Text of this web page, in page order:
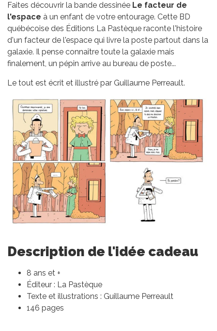
Faites découvrir la bande dessinée Le facteur de
l'espace à un enfant de votre entourage. Cette BD
québécoise des Éditions La Pastèque raconte l'histoire
d'un facteur de l'espace qui livre la poste partout dans la
galaxie. Il pense connaître toute la galaxie mais
finalement, un pépin arrive au bureau de poste...
Le tout est écrit et illustré par Guillaume Perreault.
Description de l'idée cadeau
8 ans et +
Éditeur : La Pastèque
Texte et illustrations : Guillaume Perreault
146 pages